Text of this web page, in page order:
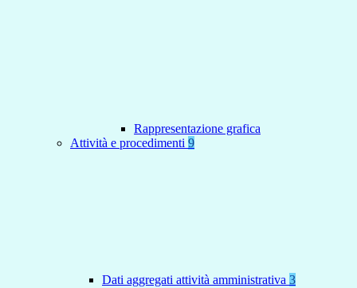
Rappresentazione grafica
Attività e procedimenti 9
Dati aggregati attività amministrativa 3